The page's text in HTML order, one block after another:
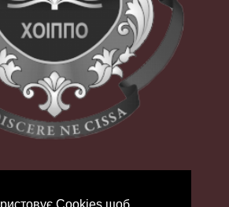
Сookies щоб